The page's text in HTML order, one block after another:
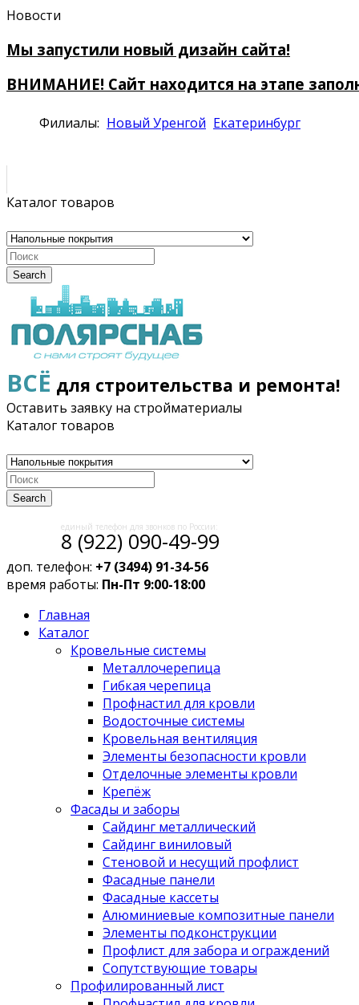
Новости
Мы запустили новый дизайн сайта!
ВНИМАНИЕ! Сайт находится на этапе
Филиалы: Новый Уренгой Екатеринбург
Каталог товаров
Search
ВСЁ для строительства и ремонта!
Оставить заявку на стройматериалы
Каталог товаров
Search
единый телефон для звонков по России:
8 (922) 090-49-99
доп. телефон: +7 (3494) 91-34-56
время работы: Пн-Пт 9:00-18:00
Главная
Каталог
Кровельные системы
Металлочерепица
Гибкая черепица
Профнастил для кровли
Водосточные системы
Кровельная вентиляция
Элементы безопасности кровли
Отделочные элементы кровли
Крепёж
Фасады и заборы
Сайдинг металлический
Сайдинг виниловый
Стеновой и несущий профлист
Фасадные панели
Фасадные кассеты
Алюминиевые композитные панели
Элементы подконструкции
Профлист для забора и ограждений
Сопутствующие товары
Профилированный лист